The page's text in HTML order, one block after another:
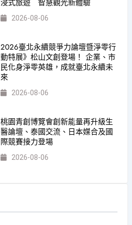
浸式旅遊 智慧觀光新體驗
2026-08-06
2026臺北永續競爭力論壇暨淨零行
動特展》松山文創登場！ 企業、市
民化身淨零英雄，成就臺北永續未
來
2026-08-06
桃園青創博覽會創新能量再升級生
醫論壇、泰國交流、日本媒合及國
際競賽接力登場
2026-08-06